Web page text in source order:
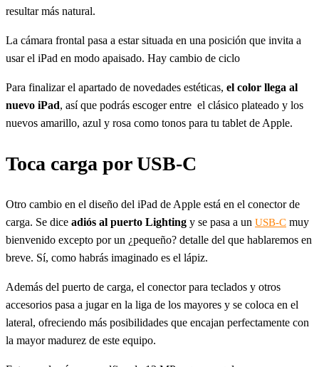
resultar más natural.
La cámara frontal pasa a estar situada en una posición que invita a
usar el iPad en modo apaisado. Hay cambio de ciclo
Para finalizar el apartado de novedades estéticas, el color llega al
nuevo iPad, así que podrás escoger entre el clásico plateado y los
nuevos amarillo, azul y rosa como tonos para tu tablet de Apple.
Toca carga por USB-C
Otro cambio en el diseño del iPad de Apple está en el conector de
carga. Se dice adiós al puerto Lighting y se pasa a un USB-C muy
bienvenido excepto por un ¿pequeño? detalle del que hablaremos en
breve. Sí, como habrás imaginado es el lápiz.
Además del puerto de carga, el conector para teclados y otros
accesorios pasa a jugar en la liga de los mayores y se coloca en el
lateral, ofreciendo más posibilidades que encajan perfectamente con
la mayor madurez de este equipo.